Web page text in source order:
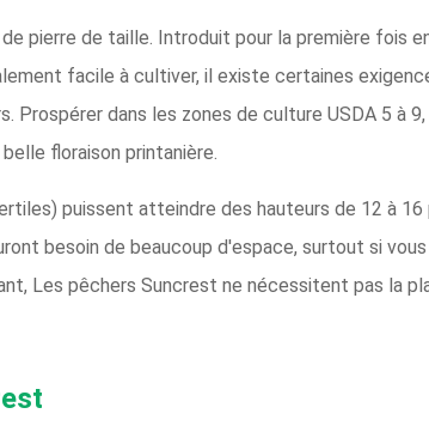
pierre de taille. Introduit pour la première fois
facile à cultiver, il existe certaines
dans les zones de culture USDA 5 à
floraison printanière.
puissent atteindre des hauteurs de 12 à 16
besoin de beaucoup d'espace, surtout si
Les pêchers Suncrest ne nécessitent pas la